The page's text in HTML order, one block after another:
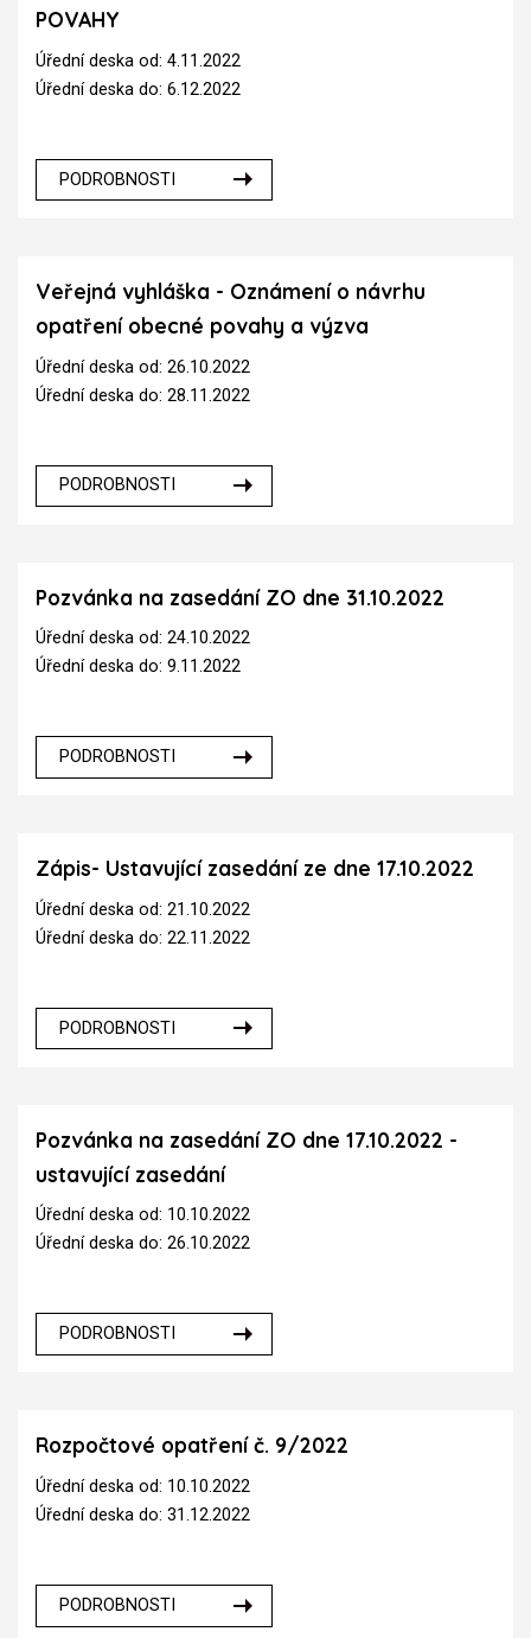
POVAHY
Úřední deska od: 4.11.2022
Úřední deska do: 6.12.2022
PODROBNOSTI
Veřejná vyhláška - Oznámení o návrhu
opatření obecné povahy a výzva
Úřední deska od: 26.10.2022
Úřední deska do: 28.11.2022
PODROBNOSTI
Pozvánka na zasedání ZO dne 31.10.2022
Úřední deska od: 24.10.2022
Úřední deska do: 9.11.2022
PODROBNOSTI
Zápis- Ustavující zasedání ze dne 17.10.2022
Úřední deska od: 21.10.2022
Úřední deska do: 22.11.2022
PODROBNOSTI
Pozvánka na zasedání ZO dne 17.10.2022 -
ustavující zasedání
Úřední deska od: 10.10.2022
Úřední deska do: 26.10.2022
PODROBNOSTI
Rozpočtové opatření č. 9/2022
Úřední deska od: 10.10.2022
Úřední deska do: 31.12.2022
PODROBNOSTI